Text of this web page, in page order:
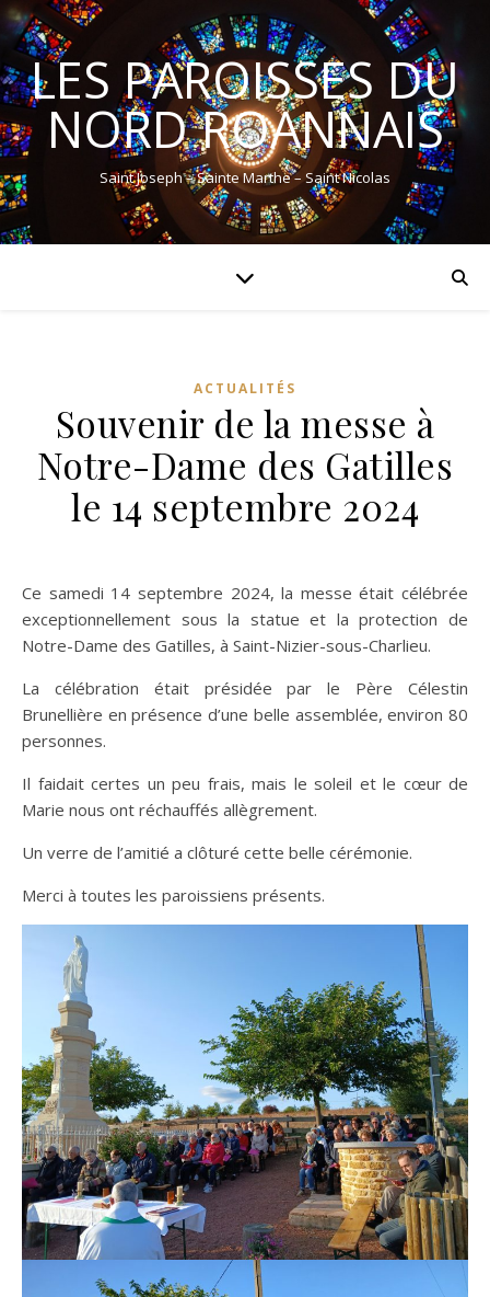
LES PAROISSES DU
NORD ROANNAIS
Saint Joseph – Sainte Marthe – Saint Nicolas
ACTUALITÉS
Souvenir de la messe à
Notre-Dame des Gatilles
le 14 septembre 2024
Ce samedi 14 septembre 2024, la messe était célébrée
exceptionnellement sous la statue et la protection de
Notre-Dame des Gatilles, à Saint-Nizier-sous-Charlieu.
La célébration était présidée par le Père Célestin
Brunellière en présence d’une belle assemblée, environ 80
personnes.
Il faidait certes un peu frais, mais le soleil et le cœur de
Marie nous ont réchauffés allègrement.
Un verre de l’amitié a clôturé cette belle cérémonie.
Merci à toutes les paroissiens présents.